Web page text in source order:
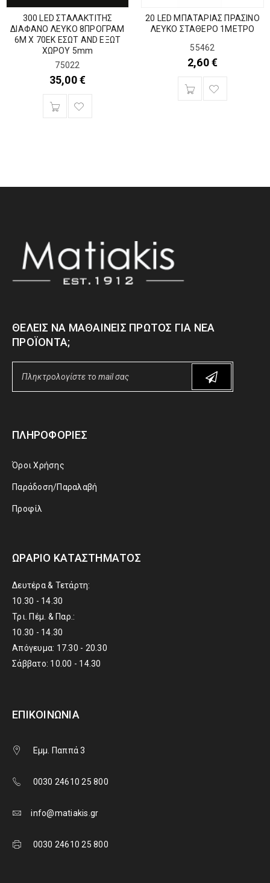
300 LED ΣΤΑΛΑΚΤΙΤΗΣ
ΔΙΑΦΑΝΟ ΛΕΥΚΟ 8ΠΡΟΓΡΑΜ
6Μ Χ 70ΕΚ ΕΣΩΤ AND ΕΞΩΤ
ΧΩΡΟΥ 5mm
75022
35,00€
20 LED ΜΠΑΤΑΡΙΑΣ ΠΡΑΣΙΝΟ
ΛΕΥΚΟ ΣΤΑΘΕΡΟ 1ΜΕΤΡΟ
55462
2,60€
ΘΈΛΕΙΣ ΝΑ ΜΑΘΑΊΝΕΙΣ ΠΡΏΤΟΣ ΓΙΑ ΝΈΑ
ΠΡΟΪΌΝΤΑ;
ΠΛΗΡΟΦΟΡΊΕΣ
Όροι Χρήσης
Παράδοση/Παραλαβή
Προφίλ
ΩΡΆΡΙΟ ΚΑΤΑΣΤΉΜΑΤΟΣ
Δευτέρα & Τετάρτη:
10.30 - 14.30
Τρι. Πέμ. & Παρ.:
10.30 - 14.30
Απόγευμα: 17.30 - 20.30
Σάββατο: 10.00 - 14.30
ΕΠΙΚΟΙΝΩΝΊΑ
Εμμ. Παππά 3
0030 24610 25 800
info@matiakis.gr
0030 24610 25 800